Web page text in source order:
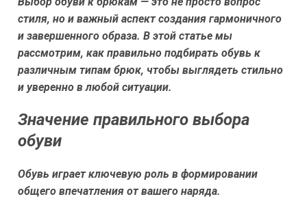
стиля, но и важный аспект создания гармоничного
и завершенного образа. В этой статье мы
рассмотрим, как правильно подбирать обувь к
различным типам брюк, чтобы выглядеть стильно
и уверенно в любой ситуации.
Значение правильного выбора
обуви
Обувь играет ключевую роль в формировании
общего впечатления от вашего наряда.